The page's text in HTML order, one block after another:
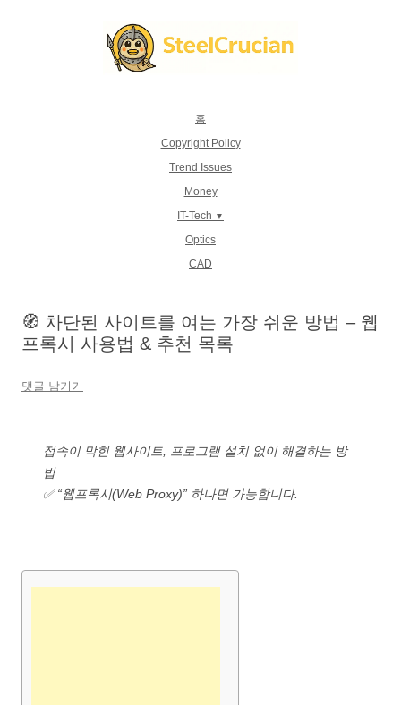
홈
Copyright Policy
Trend Issues
Money
IT-Tech
Optics
CAD
🧭 차단된 사이트를 여는 가장 쉬운 방법 – 웹
프록시 사용법 & 추천 목록
댓글 남기기
접속이 막힌 웹사이트, 프로그램 설치 없이 해결하는 방
법
✅ “웹프록시(Web Proxy)” 하나면 가능합니다.